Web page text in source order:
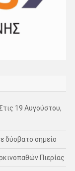
19 Αυγούστου,
δύσβατο σημείο
Πιερίας